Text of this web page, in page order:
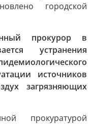
городской
прокурор в
устранения
источников
загрязняющих
прокуратурой